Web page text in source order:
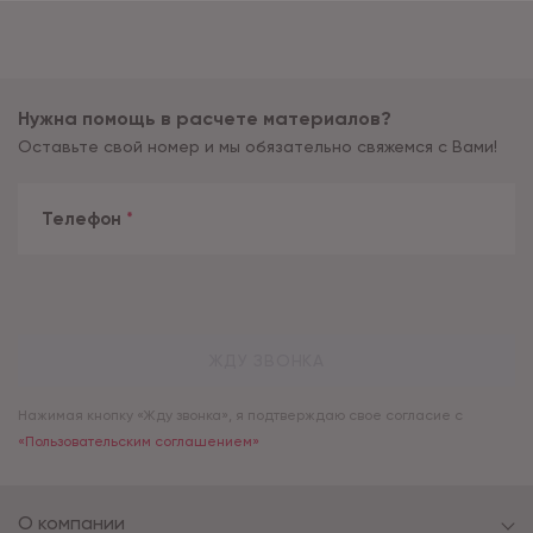
Нужна помощь в расчете материалов?
Оставьте свой номер и мы обязательно свяжемся с Вами!
Телефон *
Нажимая кнопку «Жду звонка», я подтверждаю свое согласие с
«Пользовательским соглашением»
О компании